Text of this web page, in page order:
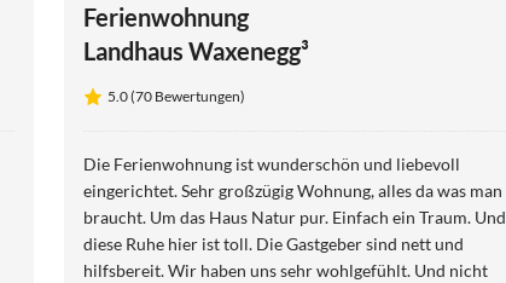
Ferienwohnung
Landhaus Waxenegg³
5.0 (70 Bewertungen)
Die Ferienwohnung ist wunderschön und liebevoll
eingerichtet. Sehr großzügig Wohnung, alles da was man
braucht. Um das Haus Natur pur. Einfach ein Traum. Und
diese Ruhe hier ist toll. Die Gastgeber sind nett und
hilfsbereit. Wir haben uns sehr wohlgefühlt. Und nicht